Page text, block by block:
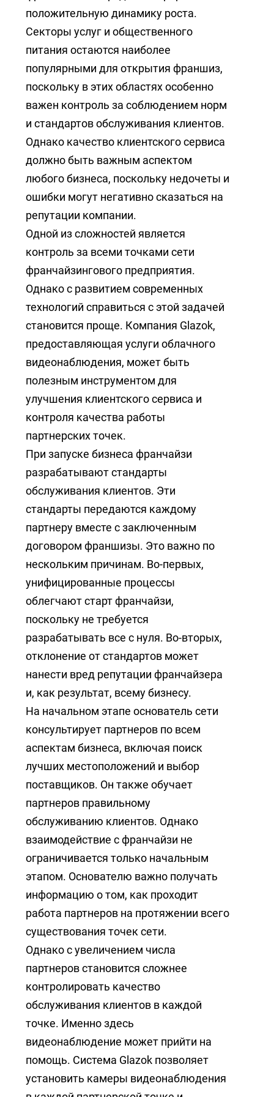
положительную динамику роста.
Секторы услуг и общественного
питания остаются наиболее
популярными для открытия франшиз,
поскольку в этих областях особенно
важен контроль за соблюдением норм
и стандартов обслуживания клиентов.
Однако качество клиентского сервиса
должно быть важным аспектом
любого бизнеса, поскольку недочеты и
ошибки могут негативно сказаться на
репутации компании.
Одной из сложностей является
контроль за всеми точками сети
франчайзингового предприятия.
Однако с развитием современных
технологий справиться с этой задачей
становится проще. Компания Glazok,
предоставляющая услуги облачного
видеонаблюдения, может быть
полезным инструментом для
улучшения клиентского сервиса и
контроля качества работы
партнерских точек.
При запуске бизнеса франчайзи
разрабатывают стандарты
обслуживания клиентов. Эти
стандарты передаются каждому
партнеру вместе с заключенным
договором франшизы. Это важно по
нескольким причинам. Во-первых,
унифицированные процессы
облегчают старт франчайзи,
поскольку не требуется
разрабатывать все с нуля. Во-вторых,
отклонение от стандартов может
нанести вред репутации франчайзера
и, как результат, всему бизнесу.
На начальном этапе основатель сети
консультирует партнеров по всем
аспектам бизнеса, включая поиск
лучших местоположений и выбор
поставщиков. Он также обучает
партнеров правильному
обслуживанию клиентов. Однако
взаимодействие с франчайзи не
ограничивается только начальным
этапом. Основателю важно получать
информацию о том, как проходит
работа партнеров на протяжении всего
существования точек сети.
Однако с увеличением числа
партнеров становится сложнее
контролировать качество
обслуживания клиентов в каждой
точке. Именно здесь
видеонаблюдение может прийти на
помощь. Система Glazok позволяет
установить камеры видеонаблюдения